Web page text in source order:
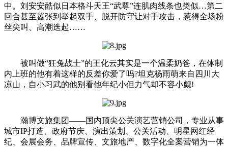
中。刘安安酷似日本格斗天王“武尊”连肌肉线条也类似…第二
回合甚至嚣张到举起双手、脱开防守让对手攻击，惹得全场粉
丝尖叫、高潮迭起……
被叫做“狂兔战士”的王化云其实是一个温柔奶爸，在体制
内上班的他有着这样的反差你爱了吗?坦克杨雨萌来自四川大
凉山，自小习武的他别看他年纪小但力气却不容小觑!
瀚博文旅集团——国内顶尖公关演艺营销公司，专业从事
城市IP打造、政府节庆、演出策划、公关活动、明星网红经
纪、会展会务、品牌宣传、文旅地产、数字化全案营销为一体